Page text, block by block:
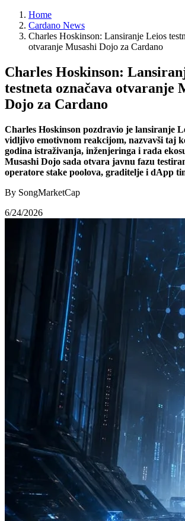
Home
Cardano News
Charles Hoskinson: Lansiranje Leios
otvaranje Musashi Dojo za Cardano
Charles Hoskinson:
testneta označava otvaranje
Dojo za Cardano
Charles Hoskinson pozdravio je lansiranje
vidljivo emotivnom reakcijom, nazvavši taj
godina istraživanja, inženjeringa i rada
Musashi Dojo sada otvara javnu fazu
operatore stake poolova, graditelje i dApp
By SongMarketCap
6/24/2026